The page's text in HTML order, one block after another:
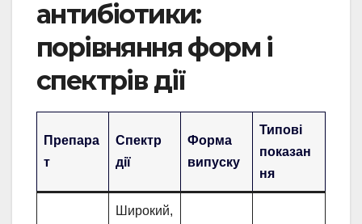
антибіотики:
порівняння форм і
спектрів дії
Препара
т
Спектр
дії
Форма
випуску
Типові
показан
ня
Широкий,